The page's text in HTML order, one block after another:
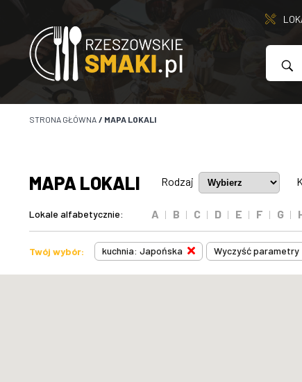
STRONA GŁÓWNA / MAPA LOKALI
MAPA LOKALI Rodzaj
Lokale alfabetycznie: A B C D E F G
Twój wybór: kuchnia: Japońska Wyczyść parametry